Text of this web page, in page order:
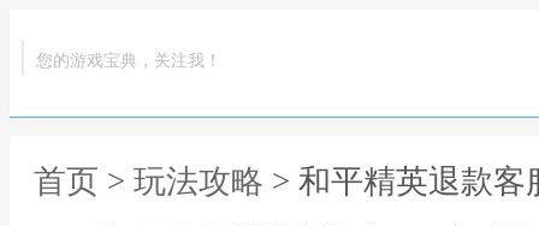
您的游戏宝典，关注我！
首页 > 玩法攻略 > 和平精英退款